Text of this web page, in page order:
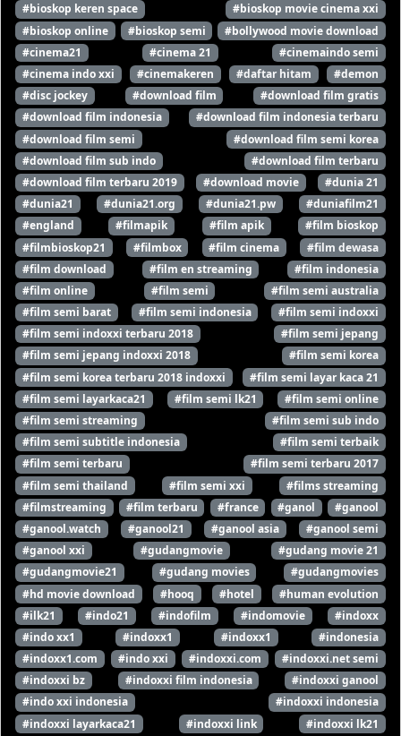
#bioskop keren space
#bioskop movie cinema xxi
#bioskop online
#bioskop semi
#bollywood movie download
#cinema21
#cinema 21
#cinemaindo semi
#cinema indo xxi
#cinemakeren #daftar hitam
#demon
#disc jockey
#download film
#download film gratis
#download film indonesia
#download film indonesia terbaru
#download film semi
#download film semi korea
#download film sub indo
#download film terbaru
#download film terbaru 2019
#download movie
#dunia 21
#dunia21
#dunia21.org #dunia21.pw
#duniafilm21
#england
#filmapik #film apik
#film bioskop
#filmbioskop21
#filmbox #film cinema
#film dewasa
#film download
#film en streaming
#film indonesia
#film online
#film semi
#film semi australia
#film semi barat
#film semi indonesia
#film semi indoxxi
#film semi indoxxi terbaru 2018
#film semi jepang
#film semi jepang indoxxi 2018
#film semi korea
#film semi korea terbaru 2018 indoxxi
#film semi layar kaca 21
#film semi layarkaca21
#film semi lk21
#film semi online
#film semi streaming
#film semi sub indo
#film semi subtitle indonesia
#film semi terbaik
#film semi terbaru
#film semi terbaru 2017
#film semi thailand
#film semi xxi
#films streaming
#filmstreaming
#film terbaru #france #ganol
#ganool
#ganool.watch
#ganool21 #ganool asia
#ganool semi
#ganool xxi
#gudangmovie
#gudang movie 21
#gudangmovie21
#gudang movies
#gudangmovies
#hd movie download
#hooq #hotel
#human evolution
#ilk21
#indo21 #indofilm #indomovie
#indoxx
#indo xx1
#indoxx1 #indoxx1
#indonesia
#indoxx1.com
#indo xxi #indoxxi.com
#indoxxi.net semi
#indoxxi bz
#indoxxi film indonesia
#indoxxi ganool
#indo xxi indonesia
#indoxxi indonesia
#indoxxi layarkaca21
#indoxxi link
#indoxxi lk21